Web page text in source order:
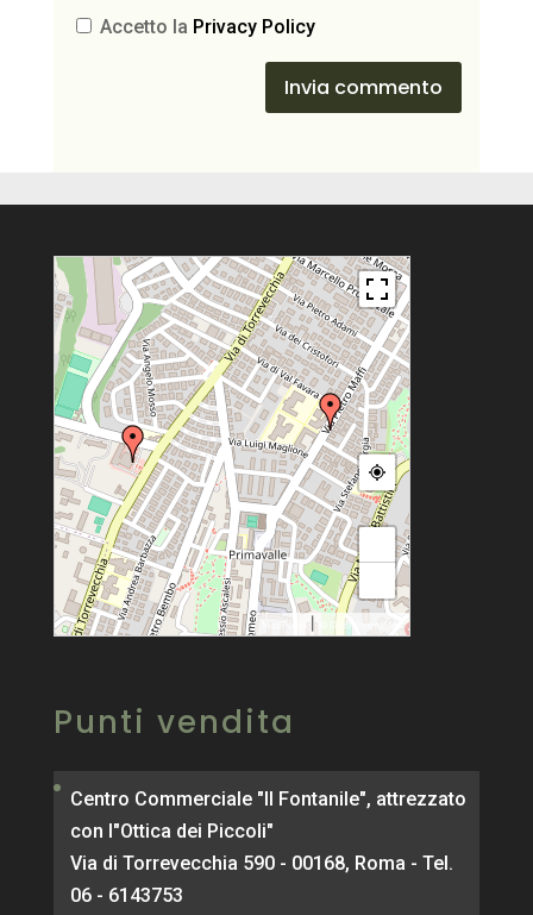
Accetto la Privacy Policy
© OpenStreetMap
Punti vendita
Centro Commerciale "Il Fontanile", attrezzato
con l"Ottica dei Piccoli"
Via di Torrevecchia 590 - 00168, Roma - Tel.
06 - 6143753